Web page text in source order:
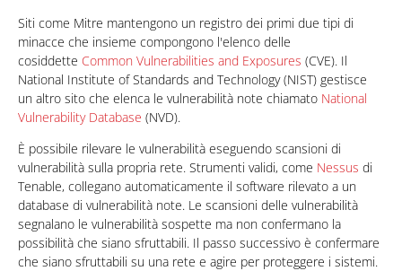
Siti come Mitre mantengono un registro dei primi due tipi di
minacce che insieme compongono l'elenco delle
cosiddette Common Vulnerabilities and Exposures (CVE). Il
National Institute of Standards and Technology (NIST) gestisce
un altro sito che elenca le vulnerabilità note chiamato National
Vulnerability Database (NVD).
È possibile rilevare le vulnerabilità eseguendo scansioni di
vulnerabilità sulla propria rete. Strumenti validi, come Nessus di
Tenable, collegano automaticamente il software rilevato a un
database di vulnerabilità note. Le scansioni delle vulnerabilità
segnalano le vulnerabilità sospette ma non confermano la
possibilità che siano sfruttabili. Il passo successivo è confermare
che siano sfruttabili su una rete e agire per proteggere i sistemi.